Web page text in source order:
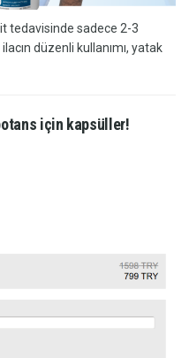
tedavisinde sadece 2-3
düzenli kullanımı, yatak
için kapsüller!